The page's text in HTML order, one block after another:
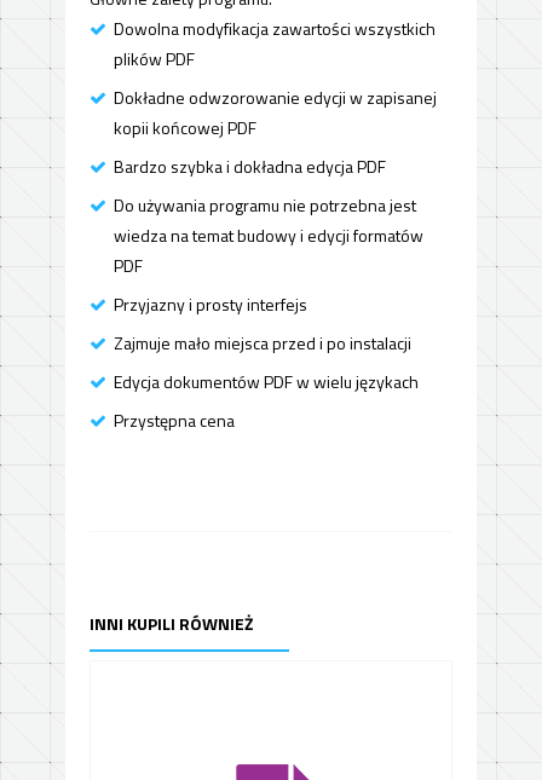
Dowolna modyfikacja zawartości wszystkich
plików PDF
Dokładne odwzorowanie edycji w zapisanej
kopii końcowej PDF
Bardzo szybka i dokładna edycja PDF
Do używania programu nie potrzebna jest
wiedza na temat budowy i edycji formatów
PDF
Przyjazny i prosty interfejs
Zajmuje mało miejsca przed i po instalacji
Edycja dokumentów PDF w wielu językach
Przystępna cena
INNI KUPILI RÓWNIEŻ